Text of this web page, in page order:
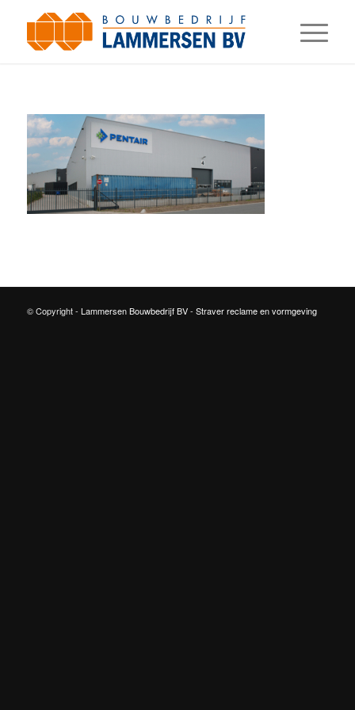
© Copyright - Lammersen Bouwbedrijf BV- Straver reclame en vormgeving